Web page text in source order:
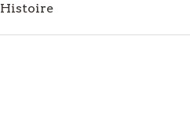
Histoire